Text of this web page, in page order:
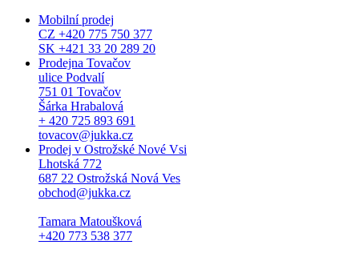
Mobilní prodej
CZ +420 775 750 377
SK +421 33 20 289 20
Prodejna Tovačov
ulice Podvalí
751 01 Tovačov
Šárka Hrabalová
+ 420 725 893 691
tovacov@jukka.cz
Prodej v Ostrožské Nové Vsi
Lhotská 772
687 22 Ostrožská Nová Ves
obchod@jukka.cz
Tamara Matoušková
+420 773 538 377